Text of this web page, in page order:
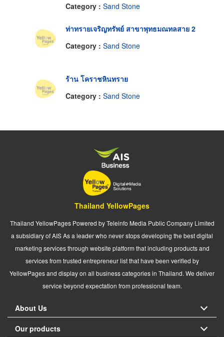
Category : Sand Stone
ท่าทรายเจริญทรัพย์ สาขาพุทธมณทลสาย 2
Category : Sand Stone
ร้าน โคราชหินทราย
Category : Sand Stone
Thailand YellowPages
Thailand YellowPages Powered by Teleinfo Media Public Company Limited
a subsidiary of AIS As a leader who never stops developing the best digital
marketing services through website platform that including products and
services from trusted entrepreneur list that have been verified by
YellowPages and display on all business categories in Thailand. We deliver
service beyond expectation from professional team.
About Us
Our products